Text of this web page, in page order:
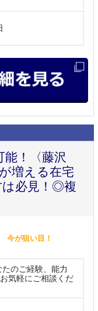
能！〈藤沢
増える在宅
は必見！◎複
今が狙い目！
のご経験、能力
気軽にご相談くだ